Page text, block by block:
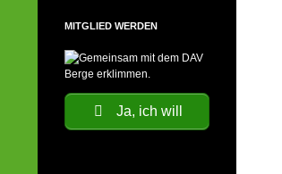
MITGLIED WERDEN
Ja, ich will